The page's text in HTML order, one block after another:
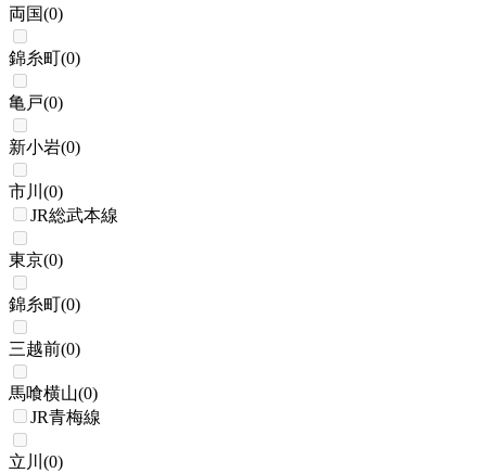
両国(0)
錦糸町(0)
亀戸(0)
新小岩(0)
市川 (0)
JR総武本線
東京(0)
錦糸町(0)
三越前(0)
馬喰横山(0)
JR青梅線
立川 (0)